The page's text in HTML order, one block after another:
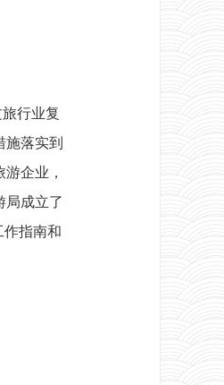
行业复
落实到
企业，
局成立了
作指南和